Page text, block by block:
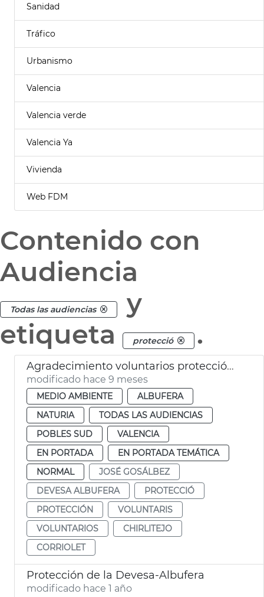
Sanidad
Tráfico
Urbanismo
Valencia
Valencia verde
Valencia Ya
Vivienda
Web FDM
Contenido con
Audiencia
Todas las audiencias
y
etiqueta
protecció .
Agradecimiento voluntarios protección chorlitejo València
modificado hace 9 meses
MEDIO AMBIENTE
ALBUFERA
NATURIA
TODAS LAS AUDIENCIAS
POBLES SUD
VALENCIA
EN PORTADA
EN PORTADA TEMÁTICA
NORMAL
JOSÉ GOSÁLBEZ
DEVESA ALBUFERA
PROTECCIÓ
PROTECCIÓN
VOLUNTARIS
VOLUNTARIOS
CHIRLITEJO
CORRIOLET
Protección de la Devesa-Albufera
modificado hace 1 año